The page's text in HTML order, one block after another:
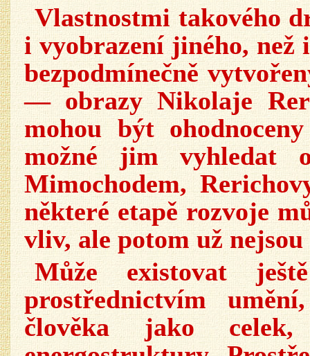
Vlastnostmi takového
i vyobrazení jiného,
bezpodmínečně
— obrazy Nikolaje
mohou být
možné jim vyhledat
Mimochodem,
některé etapě rozvoje
vliv, ale potom už
Může existovat
prostřednictvím
člověka jako